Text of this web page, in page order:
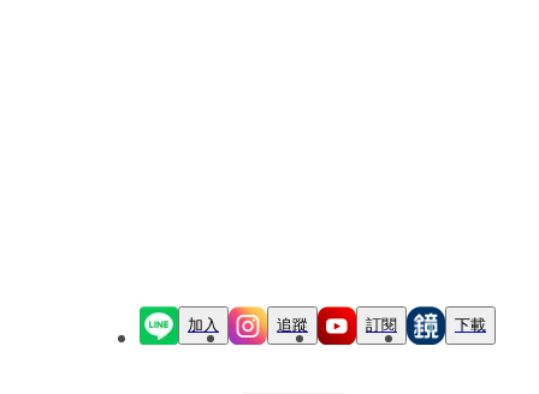
加入 追蹤 訂閱 下載